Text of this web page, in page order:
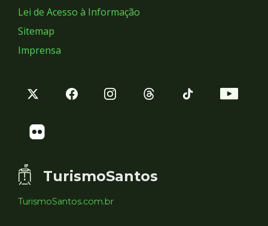
Lei de Acesso à Informação
Sitemap
Imprensa
TurismoSantos
TurismoSantos.com.br